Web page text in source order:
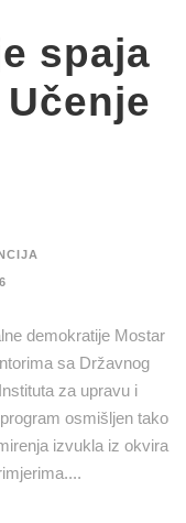
spaja
demokratije Mostar
sa Državnog
za upravu i
osmišljen tako
izvukla iz okvira